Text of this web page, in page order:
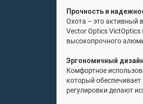
Прочность и
Охота – это активный
Vector Optics VictOptics
высокопрочного
Эргономичный дизайн
Комфортное
который
регулировки делают